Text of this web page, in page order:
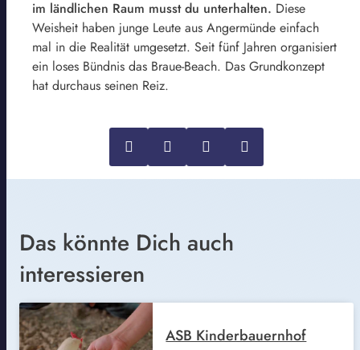
im ländlichen Raum musst du unterhalten. Diese
Weisheit haben junge Leute aus Angermünde einfach
mal in die Realität umgesetzt. Seit fünf Jahren organisiert
ein loses Bündnis das Braue-Beach. Das Grundkonzept
hat durchaus seinen Reiz.
Das könnte Dich auch
interessieren
ASB Kinderbauernhof